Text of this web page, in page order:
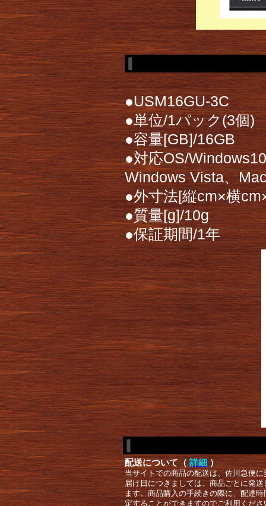
●USM16GU-3C
●単位/1パック(3個)
●容量[GB]/16GB
●対応OS/
Windows Vista、
●外寸法[縦cm×横
●質量[g]/10g
●保証期間/1年
配送について（ 詳細 ）
当サイトでの商品の配送は、佐川急便
届け日につきましては、商品ごとに発
ます。商品購入の手続きの際に、配達
定することができますのでご利用くださ